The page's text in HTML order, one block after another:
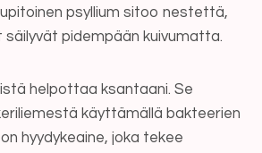
psyllium sitoo nestettä,
säilyvät pidempään kuivumatta.
helpottaa ksantaani. Se
käyttämällä bakteerien
hyydykeaine, joka tekee